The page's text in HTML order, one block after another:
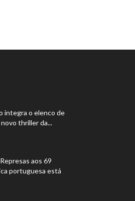
integra o elenco de
novo thriller da...
aos 69
portuguesa está